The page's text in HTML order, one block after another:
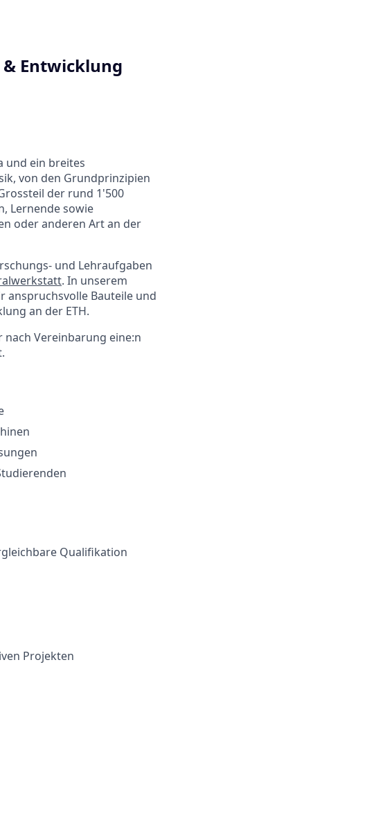
Entwicklung
und ein breites
von den Grundprinzipien
der rund 1'500
Lernende sowie
oder anderen Art an der
und Lehraufgaben
. In unserem
Bauteile und
an der ETH.
Vereinbarung eine:n
Qualifikation
Projekten